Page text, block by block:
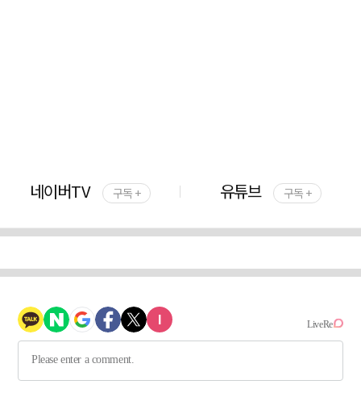
네이버TV 구독 + 유튜브 구독 +